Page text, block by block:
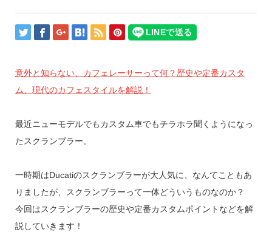
意外と知らない、カフェレーサーって何？歴史や定番カスタ
ム、現代のカフェスタイルを解説！
最近ニューモデルでもカスタム車でもチラホラ聞くようになっ
たスクランブラー。
一時期はDucatiのスクランブラーが大人気に、なんてこともあ
りましたが、スクランブラーって一体どういうものなのか？
今回はスクランブラーの歴史や定番カスタムポイントなどを解
説していきます！